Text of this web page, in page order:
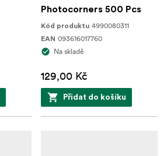
Photocorners 500 Pcs
Kód produktu 4990080311
EAN 093616017760
Na skladě
129,00 Kč
Přidat do košíku